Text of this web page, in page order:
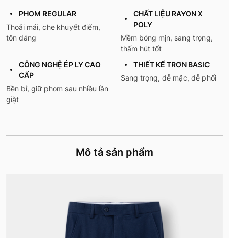
PHOM REGULAR
Thoải mái, che khuyết điểm,
tôn dáng
CHẤT LIỆU RAYON X
POLY
Mềm bóng mịn, sang trọng,
thấm hút tốt
CÔNG NGHỆ ÉP LY CAO
CẤP
Bền bỉ, giữ phom sau nhiều lần
giặt
THIẾT KẾ TRƠN BASIC
Sang trọng, dễ mặc, dễ phối
Mô tả sản phẩm